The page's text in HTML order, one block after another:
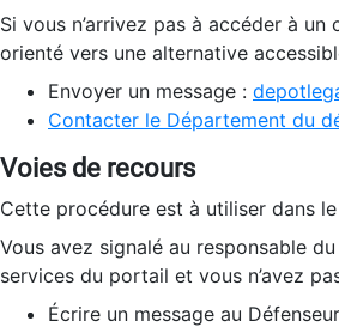
Si vous n’arrivez pas à accéder à
orienté vers une alternative
Envoyer un message :
Contacter le Département du
Voies de recours
Cette procédure est à utiliser dans
Vous avez signalé au responsable
services du portail et vous n’avez
Écrire un message au